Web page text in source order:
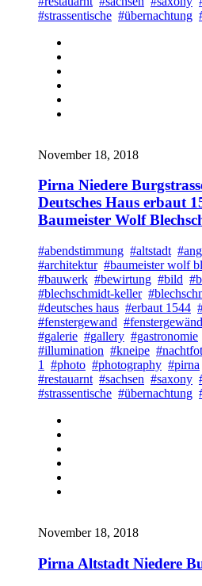
#strassentische #übernachtung
November 18, 2018
Pirna Niedere
Deutsches Haus erbaut
Baumeister Wolf
#abendstimmung #altstadt
#architektur #baumeister wolf
#bauwerk #bewirtung #bild
#blechschmidt-keller
#deutsches haus #erbaut 1544
#fenstergewand
#galerie #gallery #gastronomie
#illumination #kneipe
1
#photo #photography #pirna
#restauarnt #sachsen #saxony
#strassentische #übernachtung
November 18, 2018
Pirna Altstadt Niedere